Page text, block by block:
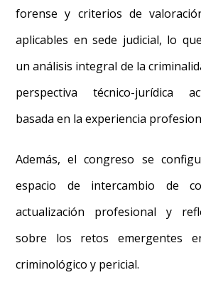
forense y criterios de
aplicables en sede judicial, lo
un análisis integral de la
perspectiva técnico-jurídica
basada en la experiencia
Además, el congreso se
espacio de intercambio de
actualización profesional y
sobre los retos emergentes
criminológico y pericial.